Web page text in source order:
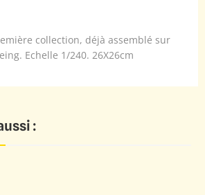
collection, déjà assemblé sur
Echelle 1/240. 26X26cm
: